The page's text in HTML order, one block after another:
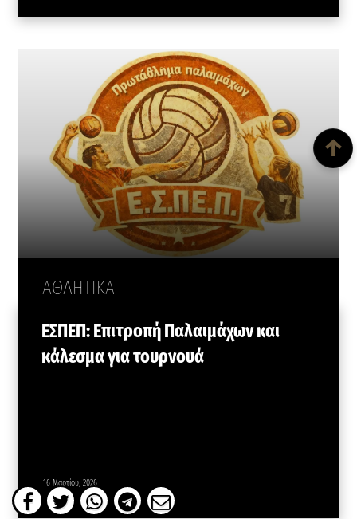
ΑΘΛΗΤΙΚΑ
ΕΣΠΕΠ: Επιτροπή Παλαιμάχων και
κάλεσμα για τουρνουά
16 Μαρτίου, 2026
↑